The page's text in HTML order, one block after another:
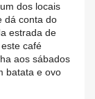
dos locais
dá conta do
estrada de
café
aos sábados
batata e ovo